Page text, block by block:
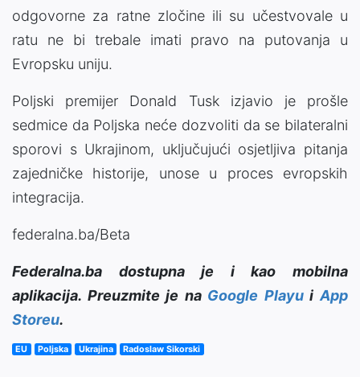
odgovorne za ratne zločine ili su učestvovale u
ratu ne bi trebale imati pravo na putovanja u
Evropsku uniju.
Poljski premijer Donald Tusk izjavio je prošle
sedmice da Poljska neće dozvoliti da se bilateralni
sporovi s Ukrajinom, uključujući osjetljiva pitanja
zajedničke historije, unose u proces evropskih
integracija.
federalna.ba/Beta
Federalna.ba dostupna je i kao mobilna
aplikacija. Preuzmite je na Google PlayuiApp
Storeu.
EU Poljska Ukrajina Radoslaw Sikorski